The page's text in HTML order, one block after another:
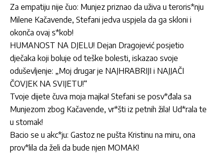
Za empatiju nije čuo: Munjez priznao da uživa u teroris*nju
Milene Kačavende, Stefani jedva uspjela da ga skloni i
okonča ovaj s*kob!
HUMANOST NA DJELU! Dejan Dragojević posjetio
dječaka koji boluje od teške bolesti, iskazao svoje
oduševljenje: „Moj drugar je NAJHRABRIJI i NAJJAČI
ČOVJEK NA SVIJETU!“
Tvoje dijete čuva moja majka! Stefani se posv*đala sa
Munjezom zbog Kačavende, vr*šti iz petnih žila! Ud*rala te
u stomak!
Bacio se u akc*ju: Gastoz ne pušta Kristinu na miru, ona
prov*lila da želi da bude njen MOMAK!